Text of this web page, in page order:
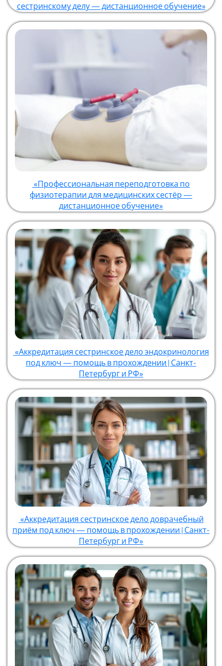
сестринскому делу — дистанционное обучение»
«Профессиональная переподготовка по
физиотерапии для медицинских сестёр —
дистанционное обучение»
«Аккредитация сестринское дело эндокринология
под ключ — помощь в прохождении | Санкт-
Петербург и РФ»
«Аккредитация сестринское дело доврачебный
приём под ключ — помощь в прохождении | Санкт-
Петербург и РФ»